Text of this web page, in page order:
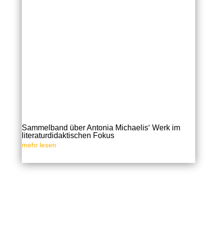
Sammelband über Antonia Michaelis‘ Werk im
literaturdidaktischen Fokus
mehr lesen